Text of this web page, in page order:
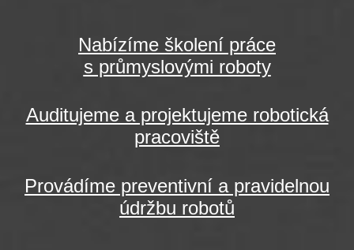
Nabízíme školení práce
s průmyslovými roboty
Auditujeme a projektujeme robotická
pracoviště
Provádíme preventivní a pravidelnou
údržbu robotů